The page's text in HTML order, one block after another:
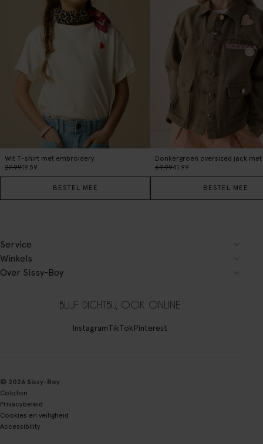
Wit T-shirt met embroidery
27.9919.59
BESTEL MEE
69.9941.99
BESTEL MEE
Service
Winkels
Over Sissy-Boy
BLIJF DICHTBIJ, OOK ONLINE
InstagramTikTokPinterest
© 2026 Sissy-Boy
Colofon
Privacybeleid
Cookies en veiligheid
Accessibility